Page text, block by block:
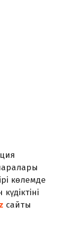
көлемде
сайты